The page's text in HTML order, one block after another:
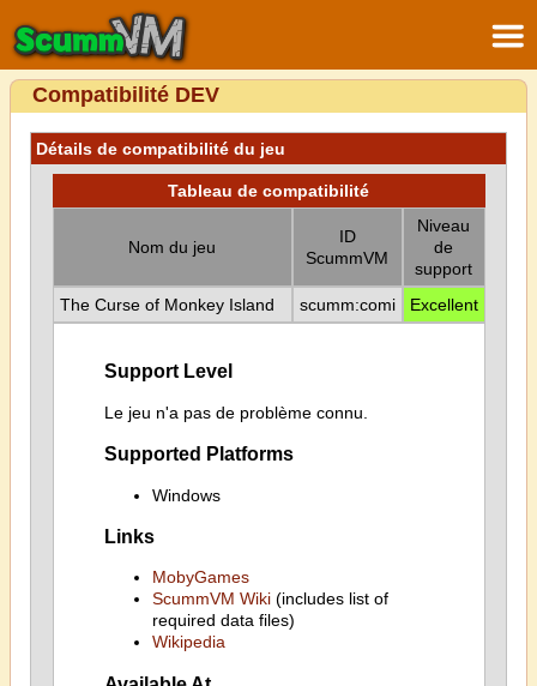
Compatibilité DEV
Détails de compatibilité du jeu
Tableau de compatibilité
Nom du jeu
ID
ScummVM
Niveau
de
support
The Curse of Monkey Island
scumm:comi Excellent
Support Level
Le jeu n'a pas de problème connu.
Supported Platforms
Windows
Links
MobyGames
ScummVM Wiki(includes list of
required data files)
Wikipedia